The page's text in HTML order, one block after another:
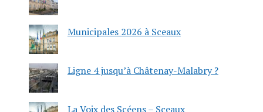
Municipales 2026 à Sceaux
Ligne 4 jusqu’à Châtenay-Malabry ?
La Voix des Scéens – Sceaux